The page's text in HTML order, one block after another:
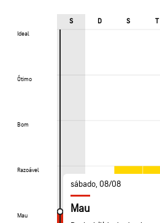
Ideal
Ótimo
Bom
Razoável
Mau
S D S T
Ideal
Ótimo
Bom
Razoável
Mau
sábado, 08/08
Mau